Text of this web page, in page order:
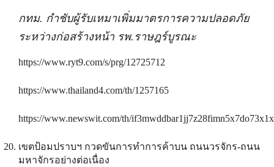
กทม. กำชับผู้รับเหมาเพิ่มมาตรการความปลอดภัย
ระหว่างก่อสร้างหน้า รพ.ราษฎร์บูรณะ
https://www.ryt9.com/s/prg/12725712
https://www.thailand4.com/th/1257165
https://www.newswit.com/th/
เขตป้อมปราบฯ กวดขันการทำการค้าบน ถนนวรจักร-ถนน
มหาจักรอย่างต่อเนื่อง